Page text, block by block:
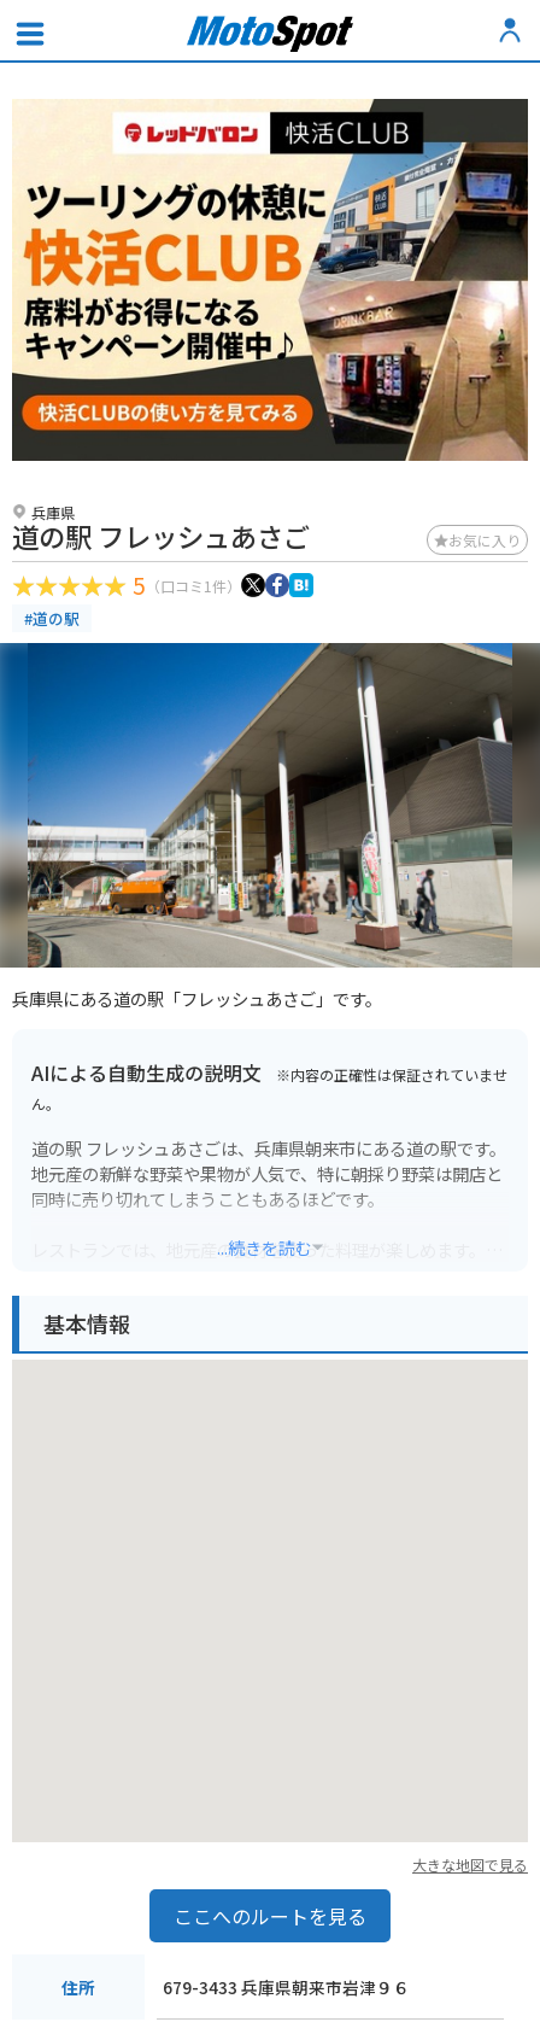
兵庫県
道の駅 フレッシュあさご お気に入り
5 （口コミ1件）
#道の駅
兵庫県にある道の駅「フレッシュあさご」です。
AIによる自動生成の説明文 ※内容の正確性は保証されていませ
ん。
道の駅 フレッシュあさごは、兵庫県朝来市にある道の駅です。
地元産の新鮮な野菜や果物が人気で、特に朝採り野菜は開店と
同時に売り切れてしまうこともあるほどです。
レストランでは、地元産の食材を使った料理が楽しめます。但
バイクで訪れる場合、道の駅には広い駐車場が完備されている
ので安心です。また、周辺には竹田城跡などの観光スポットも
...続きを読む
基本情報
大きな地図で見る
ここへのルートを見る
住所 679-3433 兵庫県朝来市岩津９６